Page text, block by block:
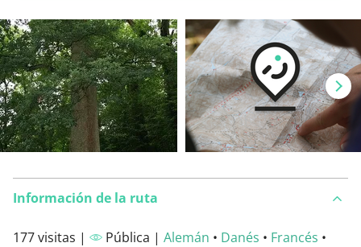
Información de la ruta
177 visitas | Pública | Alemán • Danés • Francés •